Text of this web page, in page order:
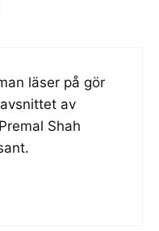
läser på gör
avsnittet av
Shah